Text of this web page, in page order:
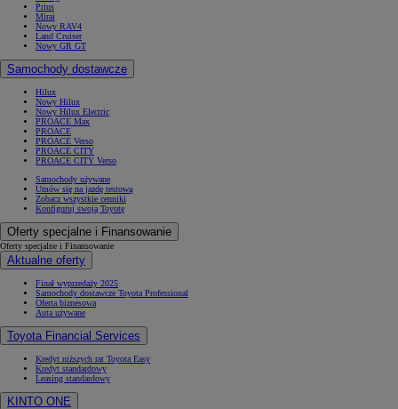
Prius
Mirai
Nowy RAV4
Land Cruiser
Nowy GR GT
Samochody dostawcze
Hilux
Nowy Hilux
Nowy Hilux Electric
PROACE Max
PROACE
PROACE Verso
PROACE CITY
PROACE CITY Verso
Samochody używane
Umów się na jazdę testową
Zobacz wszystkie cenniki
Konfiguruj swoją Toyotę
Oferty specjalne i Finansowanie
Oferty specjalne i Finansowanie
Aktualne oferty
Finał wyprzedaży 2025
Samochody dostawcze Toyota Professional
Oferta biznesowa
Auta używane
Toyota Financial Services
Kredyt niższych rat Toyota Easy
Kredyt standardowy
Leasing standardowy
KINTO ONE